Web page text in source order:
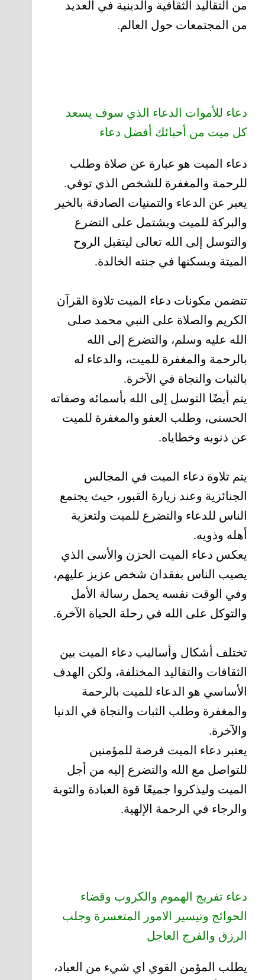
من التقاليد الثقافية والدينية في العديد
من المجتمعات حول العالم.
دعاء للأموات الدعاء الذي سوف يسعد
كل ميت من أحبائك أفضل دعاء
دعاء الميت هو عبارة عن صلاة وطلب
للرحمة والمغفرة للشخص الذي توفي.
يعبر عن الدعاء والتمنيات الصادقة بالخير
والبركة للميت ويشتمل على التضرع
والتوسل إلى الله تعالى ليتقبل الروح
الميتة ويسكنها في جنته الخالدة.
تتضمن مكونات دعاء الميت تلاوة القرآن
الكريم والصلاة على النبي محمد صلى
الله عليه وسلم، والتضرع إلى الله
بالرحمة والمغفرة للميت، والدعاء له
بالثبات والنجاة في الآخرة.
يتم أيضًا التوسل إلى الله بأسمائه وصفاته
الحسنى، وطلب العفو والمغفرة للميت
عن ذنوبه وخطاياه.
يتم تلاوة دعاء الميت في المجالس
الجنائزية وعند زيارة القبور، حيث يجتمع
الناس للدعاء والتضرع للميت ولتعزية
أهله وذويه.
يعكس دعاء الميت الحزن والأسى الذي
يصيب الناس بفقدان شخص عزيز عليهم،
وفي الوقت نفسه يحمل رسالة الأمل
والتوكل على الله في رحلة الحياة الآخرة.
تختلف أشكال وأساليب دعاء الميت بين
الثقافات والتقاليد المختلفة، ولكن الهدف
الأساسي هو الدعاء للميت بالرحمة
والمغفرة وطلب الثبات والنجاة في الدنيا
والآخرة.
يعتبر دعاء الميت فرصة للمؤمنين
للتواصل مع الله والتضرع إليه من أجل
الميت وليذكروا جميعًا قوة العبادة والتوبة
والرجاء في الرحمة الإلهية.
دعاء تفريج الهموم والكروب وقضاء
الحوائج وتيسير الامور المتعسرة وجلب
الرزق والفرج العاجل
يطلب المؤمن القوي اي شيء من العباد،